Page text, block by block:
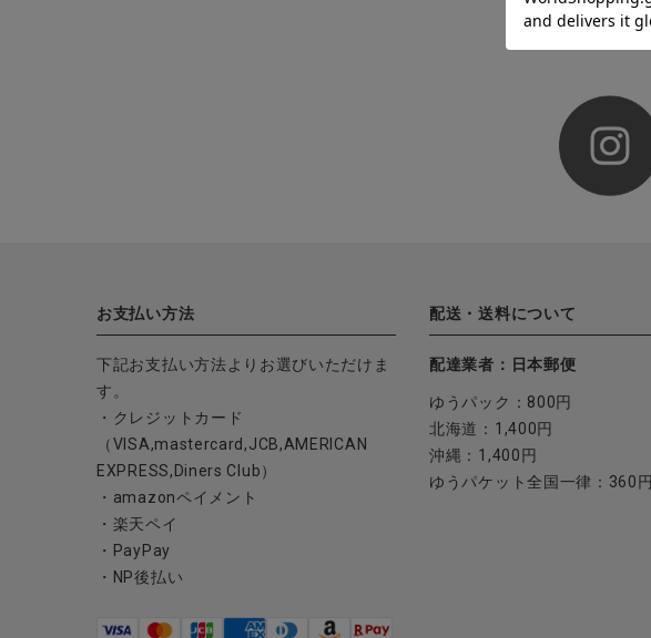
お支払い方法
下記お支払い方法よりお選びいただけま
す。
・クレジットカード
（VISA,mastercard,JCB,AMERICAN
EXPRESS,Diners Club）
・amazonペイメント
・楽天ペイ
・PayPay
・NP後払い
配送・送料について
配達業者：日本郵便
ゆうパック：800円
北海道：1,400円
沖縄：1,400円
ゆうパケット全国一律：360円